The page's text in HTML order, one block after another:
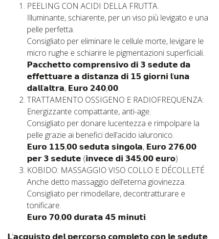
PEELING CON ACIDI DELLA FRUTTA.
Illuminante, schiarente, per un viso più levigato e una
pelle perfetta.
Consigliato per eliminare le cellule morte, levigare le
micro rughe e schiarire le pigmentazioni superficiali.
𝗣𝗮𝗰𝗰𝗵𝗲𝘁𝘁𝗼 𝗰𝗼𝗺𝗽𝗿𝗲𝗻𝘀𝗶𝘃𝗼 𝗱𝗶 𝟯 𝘀𝗲𝗱𝘂𝘁𝗲 𝗱𝗮
𝗲𝗳𝗳𝗲𝘁𝘁𝘂𝗮𝗿𝗲 𝗮 𝗱𝗶𝘀𝘁𝗮𝗻𝘇𝗮 𝗱𝗶 𝟭𝟱 𝗴𝗶𝗼𝗿𝗻𝗶 𝗹’𝘂𝗻𝗮
𝗱𝗮𝗹𝗹’𝗮𝗹𝘁𝗿𝗮, 𝗘𝘂𝗿𝗼 𝟮𝟰𝟬,𝟬𝟬.
TRATTAMENTO OSSIGENO E RADIOFREQUENZA:
Energizzante compattante, anti-age.
Consigliato per donare lucentezza e rimpolpare la
pelle grazie ai benefici dell’acido ialuronico.
𝗘𝘂𝗿𝗼 𝟭𝟭𝟱,𝟬𝟬 𝘀𝗲𝗱𝘂𝘁𝗮 𝘀𝗶𝗻𝗴𝗼𝗹𝗮, 𝗘𝘂𝗿𝗼 𝟮𝟳𝟲,𝟬𝟬
𝗽𝗲𝗿 𝟯 𝘀𝗲𝗱𝘂𝘁𝗲 (𝗶𝗻𝘃𝗲𝗰𝗲 𝗱𝗶 𝟯𝟰𝟱,𝟬𝟬 𝗲𝘂𝗿𝗼)
KOBIDO: MASSAGGIO VISO COLLO E DÉCOLLETÉ
Anche detto massaggio dell’eterna giovinezza.
Consigliato per rimodellare, decontratturare e
tonificare.
𝗘𝘂𝗿𝗼 𝟳𝟬,𝟬𝟬 𝗱𝘂𝗿𝗮𝘁𝗮 𝟰𝟱 𝗺𝗶𝗻𝘂𝘁𝗶.
𝗟’𝗮𝗰𝗾𝘂𝗶𝘀𝘁𝗼 𝗱𝗲𝗹 𝗽𝗲𝗿𝗰𝗼𝗿𝘀𝗼 𝗰𝗼𝗺𝗽𝗹𝗲𝘁𝗼 𝗰𝗼𝗻 𝗹𝗲 𝘀𝗲𝗱𝘂𝘁𝗲